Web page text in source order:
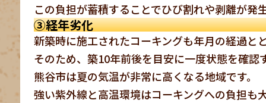
この負担が蓄積することでひび割れや剥離が発
③経年劣化
新築時に施工されたコーキングも年月の経過と
そのため、築10年前後を目安に一度状態を確認
熊谷市は夏の気温が非常に高くなる地域です。
強い紫外線と高温環境はコーキングへの負担も